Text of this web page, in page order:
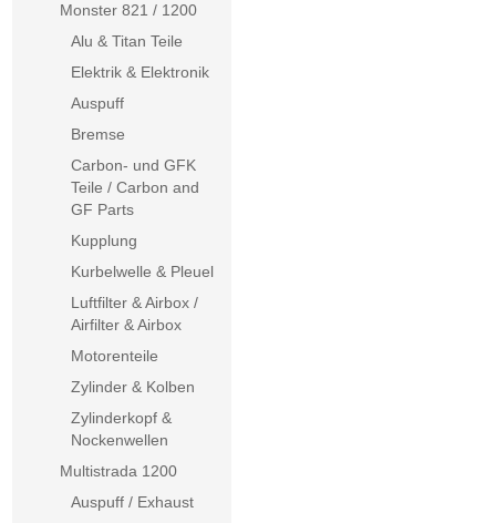
Monster 821 / 1200
Alu & Titan Teile
Elektrik & Elektronik
Auspuff
Bremse
Carbon- und GFK
Teile / Carbon and
GF Parts
Kupplung
Kurbelwelle & Pleuel
Luftfilter & Airbox /
Airfilter & Airbox
Motorenteile
Zylinder & Kolben
Zylinderkopf &
Nockenwellen
Multistrada 1200
Auspuff / Exhaust